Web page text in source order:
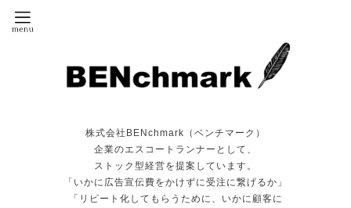
株式会社BENchmark（ベンチマーク）
企業のエスコートランナーとして、
ストック型経営を提案しています。
「いかに広告宣伝費をかけずに受注に繋げるか」
「リピート化してもらうために、いかに顧客に